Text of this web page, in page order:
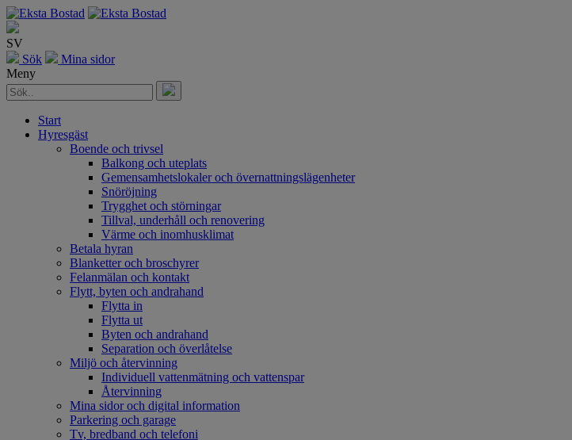
SV
Sök
Mina sidor
Meny
Start
Hyresgäst
Boende och trivsel
Balkong och uteplats
Gemensamhetslokaler och övernattningslägenheter
Snöröjning
Trygghet och störningar
Tillval, underhåll och renovering
Värme och inomhusklimat
Betala hyran
Blanketter och broschyrer
Felanmälan och kontakt
Flytt, byten och andrahand
Flytta in
Flytta ut
Byten och andrahand
Separation och överlåtelse
Miljö och återvinning
Individuell vattenmätning och vattenspar
Återvinning
Mina sidor och digital information
Parkering och garage
Tv, bredband och telefoni